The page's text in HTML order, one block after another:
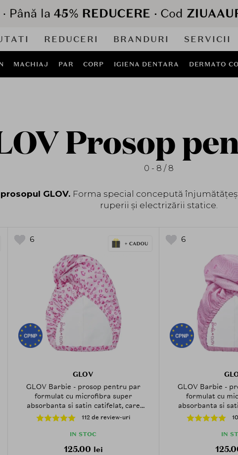
REDUCERI BRANDURI SERVICII
MACHIAJ PAR CORP IGIENA DENTARA DERMATO
Prosop
0 - 8 / 8
prosopul GLOV. Forma special concepută
ruperii și electrizării statice.
6
GLOV
GLOV Barbie - prosop pentru par
formulat cu microfibra super
absorbanta si satin catifelat, care
contribuie la absorbtia excesului de
umiditate si la metinerea parului uscat
si matasos dupa dus - Pink
112 de review-uri
IN STOC
125.00 lei
6
GLOV Barbie -
formulat cu
absorbanta si
contribuie la
mentinerea
IN